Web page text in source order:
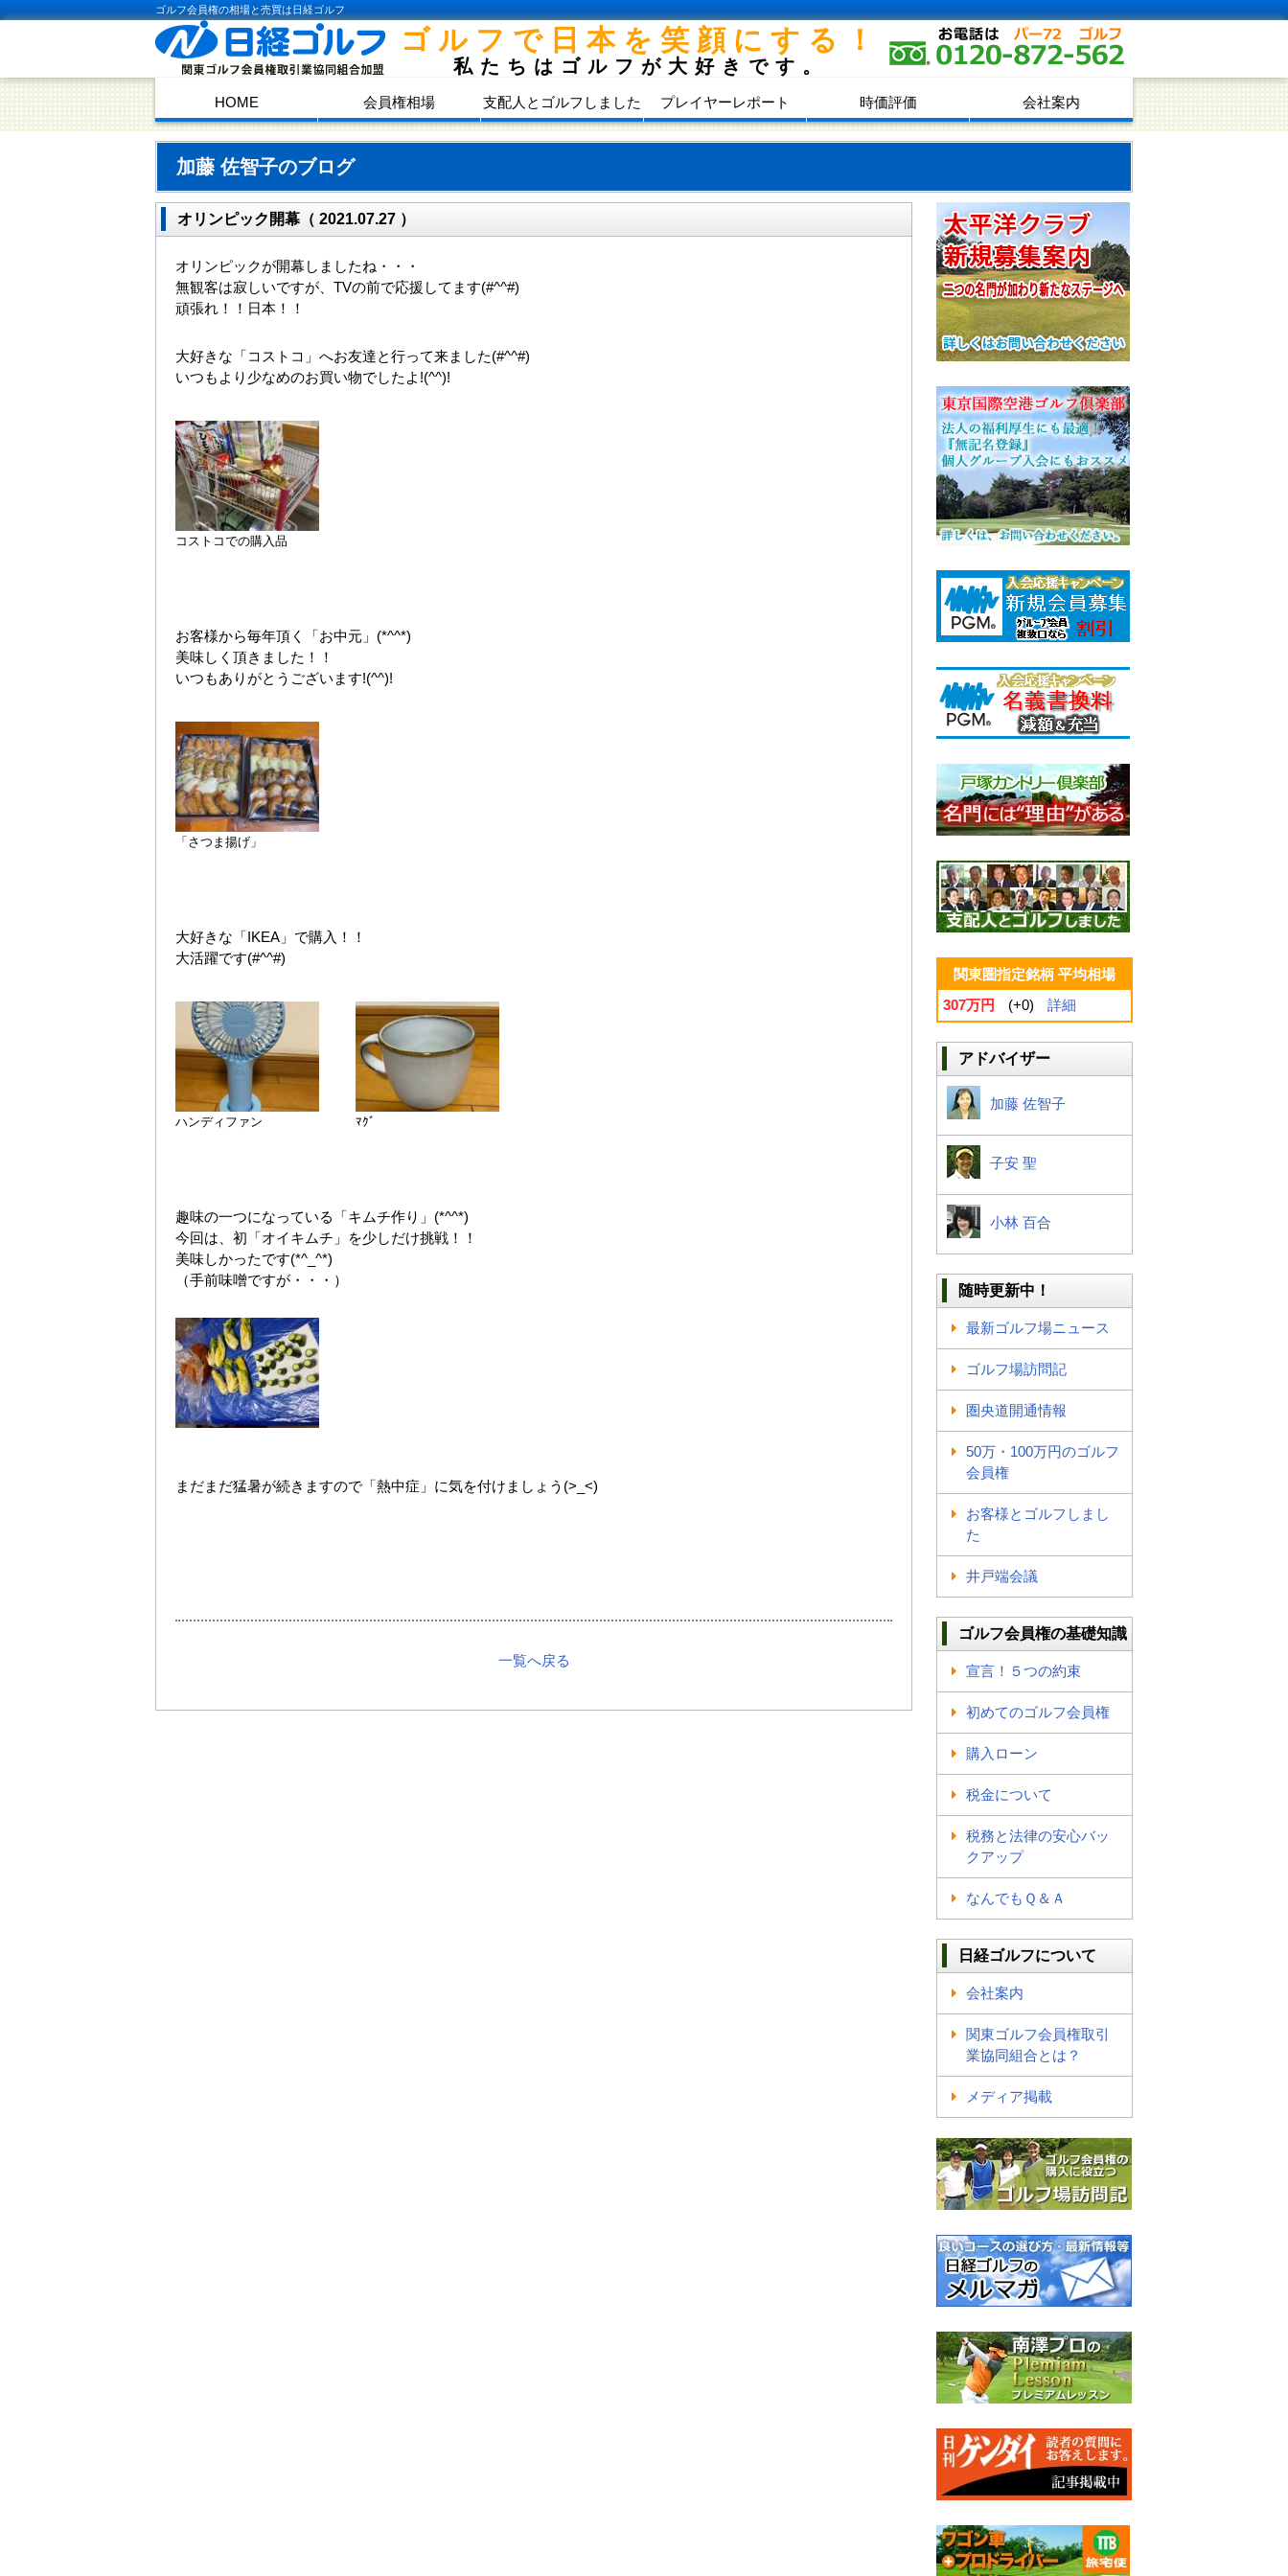
ゴルフ会員権の相場と売買は日経ゴルフ
ゴルフで日本を笑顔にする！
私たちはゴルフが大好きです。
HOME 会員権相場 支配人とゴルフしました プレイヤーレポート 時価評価 会社案内
加藤 佐智子のブログ
オリンピック開幕（ 2021.07.27 ）
オリンピックが開幕しましたね・・・
無観客は寂しいですが、TVの前で応援してます(#^^#)
頑張れ！！日本！！
大好きな「コストコ」へお友達と行って来ました(#^^#)
いつもより少なめのお買い物でしたよ!(^^)!
コストコでの購入品
お客様から毎年頂く「お中元」(*^^*)
美味しく頂きました！！
いつもありがとうございます!(^^)!
「さつま揚げ」
大好きな「IKEA」で購入！！
大活躍です(#^^#)
ハンディファン ﾏｸﾞ
趣味の一つになっている「キムチ作り」(*^^*)
今回は、初「オイキムチ」を少しだけ挑戦！！
美味しかったです(*^_^*)
（手前味噌ですが・・・）
まだまだ猛暑が続きますので「熱中症」に気を付けましょう(>_<)
一覧へ戻る
関東圏指定銘柄 平均相場
307万円
(+0) 詳細
アドバイザー
加藤 佐智子
子安 聖
小林 百合
随時更新中！
最新ゴルフ場ニュース
ゴルフ場訪問記
圏央道開通情報
50万・100万円のゴルフ
会員権
お客様とゴルフしまし
た
井戸端会議
ゴルフ会員権の基礎知識
宣言！５つの約束
初めてのゴルフ会員権
購入ローン
税金について
税務と法律の安心バッ
クアップ
なんでもＱ＆Ａ
日経ゴルフについて
会社案内
関東ゴルフ会員権取引
業協同組合とは？
メディア掲載